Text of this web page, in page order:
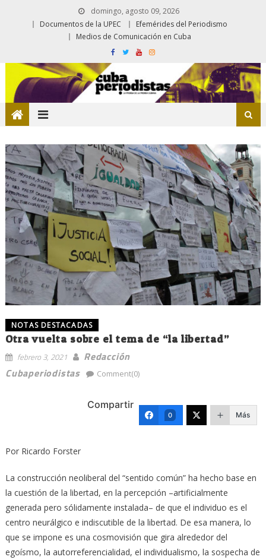
domingo, agosto 09, 2026
Documentos de la UPEC
Efemérides del Periodismo
Medios de Comunicación en Cuba
NOTAS DESTACADAS
Otra vuelta sobre el tema de “la libertad”
febrero 3, 2021
Redacción
Cubaperiodistas
Comment(0)
Compartir
0 Más
Por Ricardo Forster
La construcción neoliberal del “sentido común” ha hecho base en
la cuestión de la libertad, en la percepción –artificialmente
generada pero sólidamente instalada– de que el individuo es el
centro neurálgico e indiscutible de la libertad. De esa manera, lo
que se impone es una cosmovisión que gira alrededor del
egoísmo, la autorreferencialidad, el individualismo, la sospecha de